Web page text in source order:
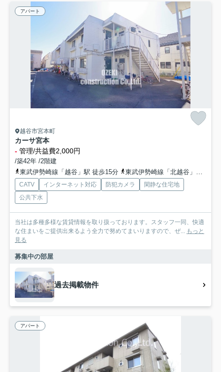
アパート
越谷市宮本町
カーサ宮本
- 管理/共益費2,000円
/築42年 /2階建
東武伊勢崎線「越谷」駅 徒歩15分
東武伊勢崎線「北越谷」駅 徒歩26分
CATV インターネット対応 防犯カメラ
閑静な住宅地
公共下水
当社は多種多様な賃貸情報を取り扱っております。スタッフ一同、快適
な住まいをご提供出来るよう全力で努めてまいりますので、ぜ...
もっと
見る
募集中の部屋
過去掲載物件
アパート